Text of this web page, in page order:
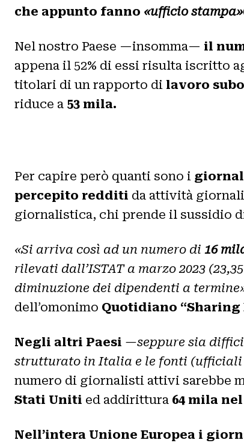
che appunto fanno «ufficio stampa»
Nel nostro Paese —insomma— il
appena il 52% di essi risulta
titolari di un rapporto di lavoro
riduce a 53 mila.
Per capire però quanti sono i
percepito redditi da attività
giornalistica, chi prende il sussidio
«Si arriva così ad un numero di 16
rilevati dall’ISTAT a marzo 2023
diminuzione dei dipendenti a
dell’omonimo Quotidiano “Sharing
Negli altri Paesi —seppure sia
strutturato in Italia e le fonti (ufficiali
numero di giornalisti attivi sarebbe
Stati Uniti ed addirittura 64 mila
Nell’intera Unione Europea i